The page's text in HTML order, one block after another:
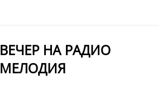
ВЕЧЕР НА РАДИО
МЕЛОДИЯ